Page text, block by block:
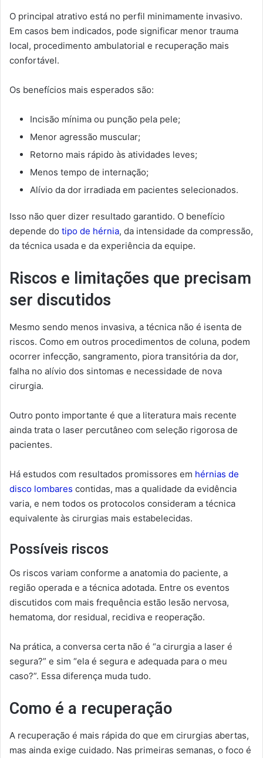
O principal atrativo está no perfil minimamente invasivo.
Em casos bem indicados, pode significar menor trauma
local, procedimento ambulatorial e recuperação mais
confortável.
Os benefícios mais esperados são:
Incisão mínima ou punção pela pele;
Menor agressão muscular;
Retorno mais rápido às atividades leves;
Menos tempo de internação;
Alívio da dor irradiada em pacientes selecionados.
Isso não quer dizer resultado garantido. O benefício
depende do tipo de hérnia, da intensidade da compressão,
da técnica usada e da experiência da equipe.
Riscos e limitações que precisam
ser discutidos
Mesmo sendo menos invasiva, a técnica não é isenta de
riscos. Como em outros procedimentos de coluna, podem
ocorrer infecção, sangramento, piora transitória da dor,
falha no alívio dos sintomas e necessidade de nova
cirurgia.
Outro ponto importante é que a literatura mais recente
ainda trata o laser percutâneo com seleção rigorosa de
pacientes.
Há estudos com resultados promissores em hérnias de
disco lombares contidas, mas a qualidade da evidência
varia, e nem todos os protocolos consideram a técnica
equivalente às cirurgias mais estabelecidas.
Possíveis riscos
Os riscos variam conforme a anatomia do paciente, a
região operada e a técnica adotada. Entre os eventos
discutidos com mais frequência estão lesão nervosa,
hematoma, dor residual, recidiva e reoperação.
Na prática, a conversa certa não é “a cirurgia a laser é
segura?” e sim “ela é segura e adequada para o meu
caso?”. Essa diferença muda tudo.
Como é a recuperação
A recuperação é mais rápida do que em cirurgias abertas,
mas ainda exige cuidado. Nas primeiras semanas, o foco é